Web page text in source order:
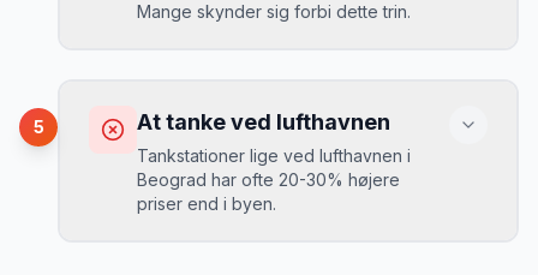
kr. i selvrisiko. Siden har jeg altid
Løsning
Mange skynder sig forbi dette trin.
Du kan blive opkrævet for skader, der
var der før du fik bilen.
Løsning
5 At tanke ved lufthavnen
Tankstationer lige ved lufthavnen i
Beograd har ofte 20-30% højere
priser end i byen.